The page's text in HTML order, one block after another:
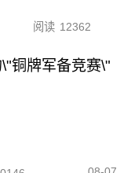
阅读 12362
铜牌军备竞赛\"